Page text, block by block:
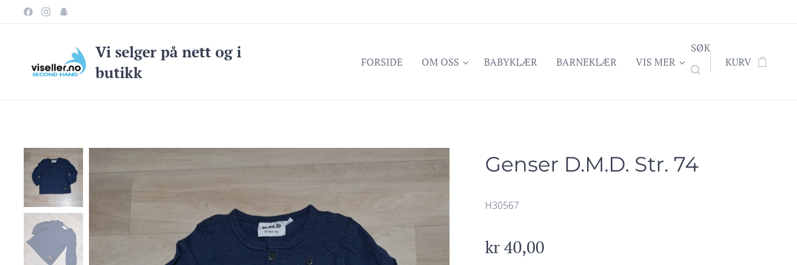
Vi selger på nett og i
butikk
FORSIDE OM OSS BABYKLÆR BARNEKLÆR VIS MER
SØK
KURV
Genser D.M.D. Str. 74
H30567
kr40,00